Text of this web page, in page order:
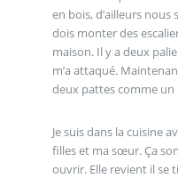
en bois, d’ailleurs
dois monter des
maison. Il y a deux
m’a attaqué.
deux pattes comme un
Je suis dans la cuisine
filles et ma sœur. Ça
ouvrir. Elle revient il se